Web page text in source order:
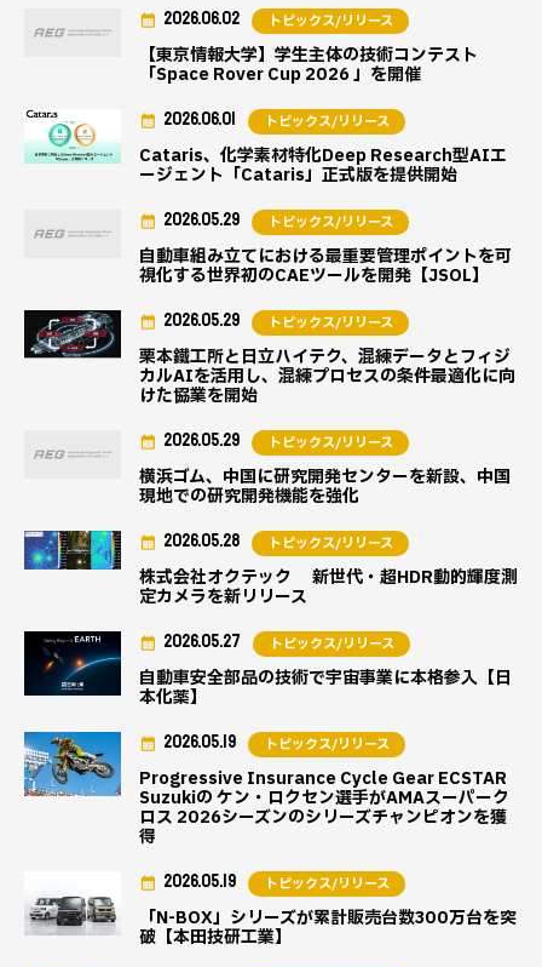
【東京情報大学】学生主体の技術コンテスト
「Space Rover Cup 2026 」を開催
2026.06.02 トピックス/リリース
Cataris、化学素材特化Deep Research型AIエ
ージェント「Cataris」正式版を提供開始
2026.06.01 トピックス/リリース
自動車組み立てにおける最重要管理ポイントを可
視化する世界初のCAEツールを開発【JSOL】
2026.05.29 トピックス/リリース
栗本鐵工所と日立ハイテク、混練データとフィジ
カルAIを活用し、混練プロセスの条件最適化に向
けた協業を開始
2026.05.29 トピックス/リリース
横浜ゴム、中国に研究開発センターを新設、中国
現地での研究開発機能を強化
2026.05.29 トピックス/リリース
株式会社オクテック 新世代・超HDR動的輝度測
定カメラを新リリース
2026.05.28 トピックス/リリース
自動車安全部品の技術で宇宙事業に本格参入【日
本化薬】
2026.05.27 トピックス/リリース
Progressive Insurance Cycle Gear ECSTAR
Suzukiの ケン・ロクセン選手がAMAスーパーク
ロス 2026シーズンのシリーズチャンピオンを獲
得
2026.05.19 トピックス/リリース
「N-BOX」シリーズが累計販売台数300万台を突
破【本田技研工業】
2026.05.19 トピックス/リリース